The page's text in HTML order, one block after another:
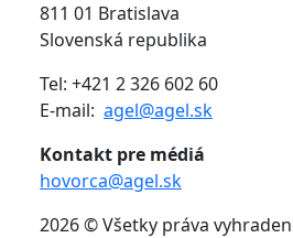
811 01 Bratislava
Slovenská republika
Tel: +421 2 326 602 60
E-mail: agel@agel.sk
Kontakt pre médiá
hovorca@agel.sk
2026 © Všetky práva